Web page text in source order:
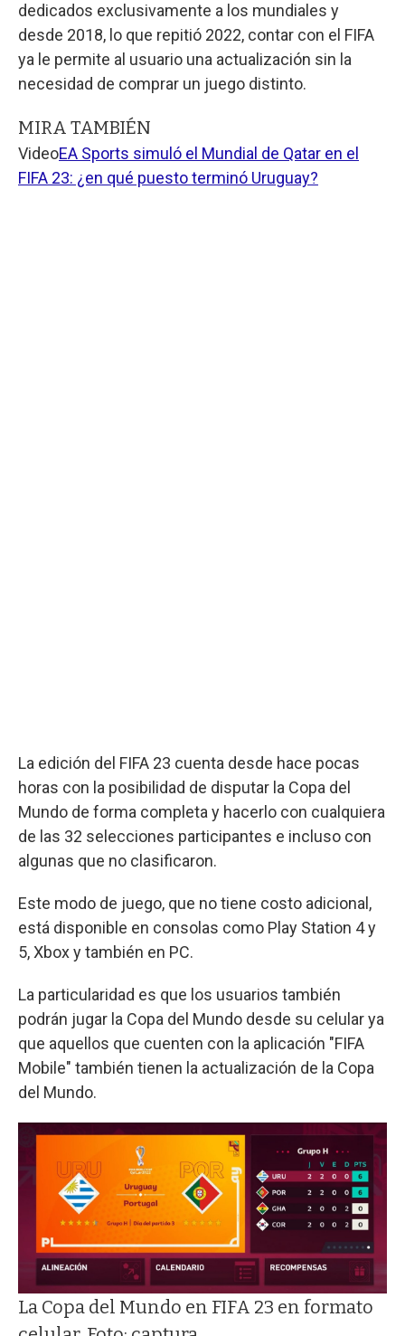
dedicados exclusivamente a los mundiales y
desde 2018, lo que repitió 2022, contar con el FIFA
ya le permite al usuario una actualización sin la
necesidad de comprar un juego distinto.
MIRA TAMBIÉN
VideoEA Sports simuló el Mundial de Qatar en el
FIFA 23: ¿en qué puesto terminó Uruguay?
La edición del FIFA 23 cuenta desde hace pocas
horas con la posibilidad de disputar la Copa del
Mundo de forma completa y hacerlo con cualquiera
de las 32 selecciones participantes e incluso con
algunas que no clasificaron.
Este modo de juego, que no tiene costo adicional,
está disponible en consolas como Play Station 4 y
5, Xbox y también en PC.
La particularidad es que los usuarios también
podrán jugar la Copa del Mundo desde su celular ya
que aquellos que cuenten con la aplicación "FIFA
Mobile" también tienen la actualización de la Copa
del Mundo.
La Copa del Mundo en FIFA 23 en formato